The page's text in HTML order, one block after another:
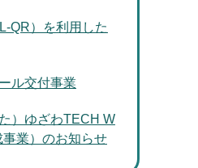
QR）を利用した
ル交付事業
）ゆざわTECH W
業）のお知らせ